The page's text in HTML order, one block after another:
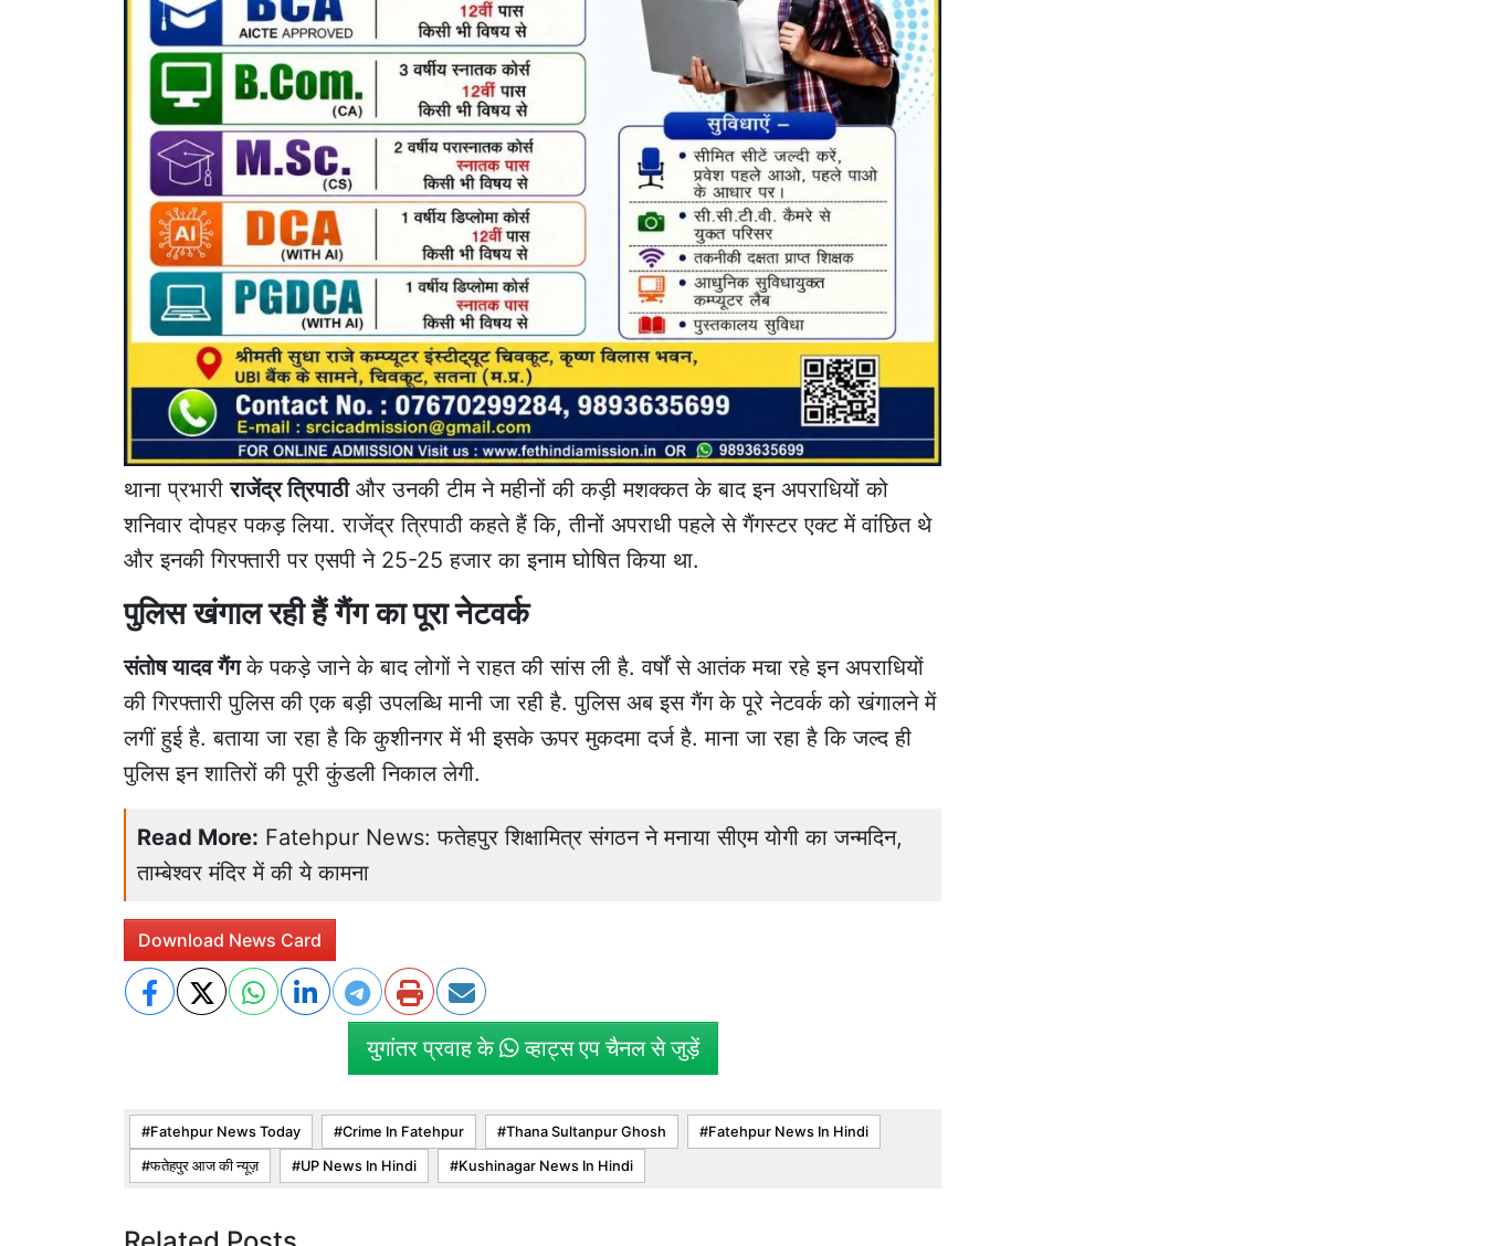
थाना प्रभारीराजेंद्र त्रिपाठीऔर उनकी टीम ने महीनों की कड़ी मशक्कत के बाद इन अपराधियों को
शनिवार दोपहर पकड़ लिया. राजेंद्र त्रिपाठी कहते हैं कि, तीनों अपराधी पहले से गैंगस्टर एक्ट में वांछित थे
और इनकी गिरफ्तारी पर एसपी ने 25-25 हजार का इनाम घोषित किया था.
पुलिस खंगाल रही हैं गैंग का पूरा नेटवर्क
संतोष यादव गैंगके पकड़े जाने के बाद लोगों ने राहत की सांस ली है. वर्षों से आतंक मचा रहे इन अपराधियों
की गिरफ्तारी पुलिस की एक बड़ी उपलब्धि मानी जा रही है. पुलिस अब इस गैंग के पूरे नेटवर्क को खंगालने में
लगीं हुई है. बताया जा रहा है कि कुशीनगर में भी इसके ऊपर मुकदमा दर्ज है. माना जा रहा है कि जल्द ही
पुलिस इन शातिरों की पूरी कुंडली निकाल लेगी.
Read More: Fatehpur News: फतेहपुर शिक्षामित्र संगठन ने मनाया सीएम योगी का जन्मदिन,
ताम्बेश्वर मंदिर में की ये कामना
Download News Card
युगांतर प्रवाह के व्हाट्स एप चैनल से जुड़ें
Fatehpur News Today Crime In Fatehpur Thana Sultanpur Ghosh Fatehpur News In Hindi
फतेहपुर आज की न्यूज़ UP News In Hindi Kushinagar News In Hindi